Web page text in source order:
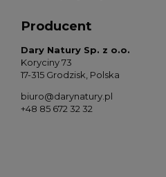
Producent
Dary Natury Sp. z o.o.
Koryciny 73
17-315 Grodzisk, Polska
biuro@darynatury.pl
+48 85 672 32 32